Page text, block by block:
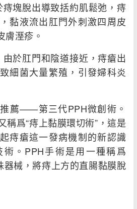
塊脫出導致括約肌鬆弛，痔
黏液流出肛門外刺激四周皮
膚溼疹。
於肛門和陰道接近，痔瘡出
細菌大量繁殖，引發婦科炎
薦——第三代PPH微創術。
稱爲“痔上黏膜環切術”，這是
痔瘡這一發病機制的新認識
。PPH手術是用一種稱爲
器械，將痔上方的直腸黏膜脫